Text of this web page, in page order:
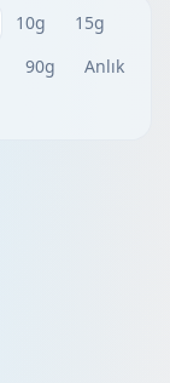
10g
15g
90g
Anlık